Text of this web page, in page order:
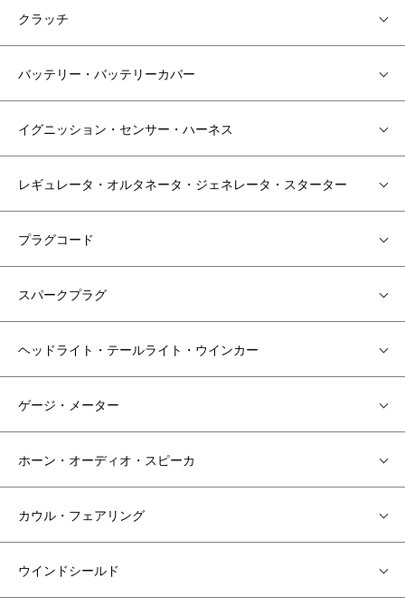
クラッチ
バッテリー・バッテリーカバー
イグニッション・センサー・ハーネス
レギュレータ・オルタネータ・ジェネレータ・スターター
プラグコード
スパークプラグ
ヘッドライト・テールライト・ウインカー
ゲージ・メーター
ホーン・オーディオ・スピーカ
カウル・フェアリング
ウインドシールド